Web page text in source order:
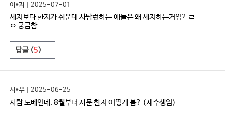
이*지 | 2025-07-01
세지보다 한지가 쉬운데 사탐런하는 애들은 왜 세지하는거임? ㄹ
ㅇ 궁금함
답글 (5)
서*우 | 2025-06-25
사탐 노베인데. 8월부터 사문 한지 어떻게 봄? (재수생임)